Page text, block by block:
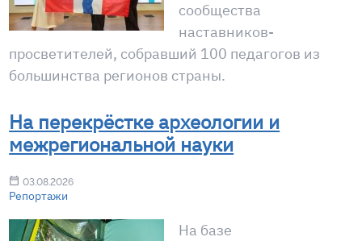
сообщества
наставников-
просветителей, собравший 100 педагогов из
большинства регионов страны.
На перекрёстке археологии и
межрегиональной науки
03.08.2026
Репортажи
На базе